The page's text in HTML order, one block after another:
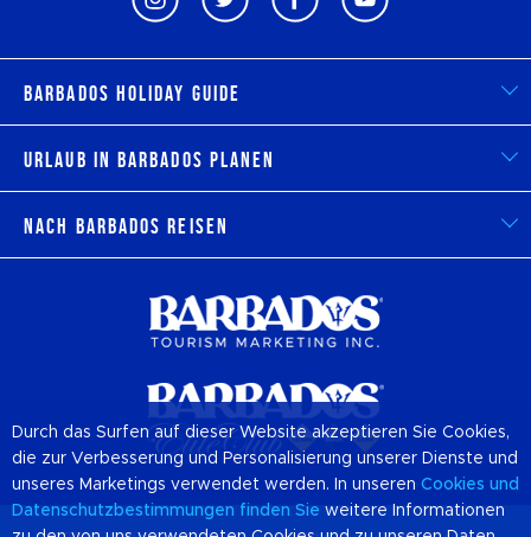
Barbados Holiday Guide
Urlaub in Barbados planen
Nach Barbados reisen
Durch das Surfen auf dieser Website akzeptieren Sie Cookies,
die zur Verbesserung und Personalisierung unserer Dienste und
unseres Marketings verwendet werden. In unseren Cookies und
Datenschutzbestimmungen finden Sie weitere Informationen